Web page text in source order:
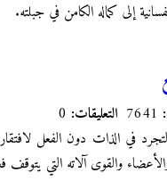
إلى كماله الكامن في جبلته.
التعليقات:
في الذات دون الفعل
والقوى آلاته التي